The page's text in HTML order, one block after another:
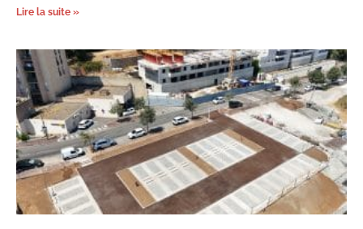
Lire la suite »